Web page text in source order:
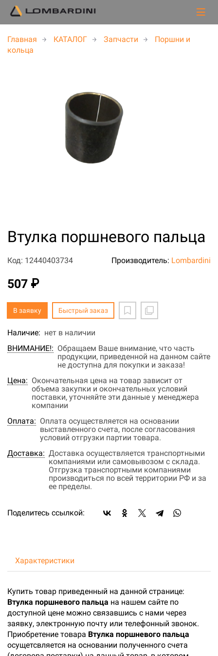
Главная КАТАЛОГ Запчасти
Поршни и
кольца
Втулка поршневого пальца
Код: 12440403734 Производитель: Lombardini
507 ₽
В заявку Быстрый заказ
Наличие: нет в наличии
ВНИМАНИЕ!: Обращаем Ваше внимание, что часть
продукции, приведенной на данном сайте
не доступна для покупки и заказа!
Цена: Окончательная цена на товар зависит от
объема закупки и окончательных условий
поставки, уточняйте эти данные у менеджера
компании
Оплата: Оплата осуществляется на основании
выставленного счета, после согласования
условий отгрузки партии товара.
Доставка: Доставка осуществляется транспортными
компаниями или самовывозом с склада.
Отгрузка транспортными компаниями
производиться по всей территории РФ и за
ее пределы.
Поделитесь ссылкой:
Характеристики
Купить товар приведенный на данной странице:
Втулка поршневого пальца на нашем сайте по
доступной цене можно связавшись с нами через
заявку, электронную почту или телефонный звонок.
Приобретение товара Втулка поршневого пальца
осущетсвляется на основании полученного счета